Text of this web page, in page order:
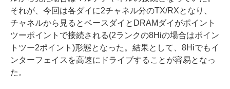
それが、今回は各ダイに2チャネル分のTX/RXとなり、
チャネルから見るとベースダイとDRAMダイがポイント
ツーポイントで接続される(2ランクの8Hiの場合はポイン
トツー2ポイント)形態となった。結果として、8Hiでもイ
ンターフェイスを高速にドライブすることが容易となっ
た。